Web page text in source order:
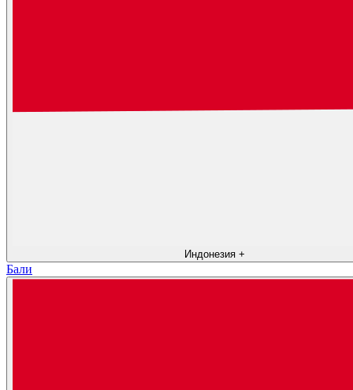
Индонезия +
Бали